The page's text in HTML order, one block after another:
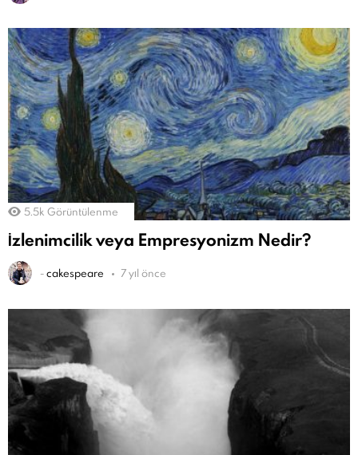
5.5k Görüntülenme
İzlenimcilik veya Empresyonizm Nedir?
-cakespeare 7 yıl önce